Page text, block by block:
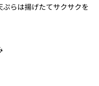
らは揚げたてサクサクを